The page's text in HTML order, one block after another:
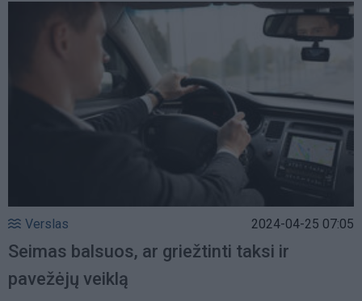
Verslas 2024-04-25 07:05
Seimas balsuos, ar griežtinti taksi ir
pavežėjų veiklą